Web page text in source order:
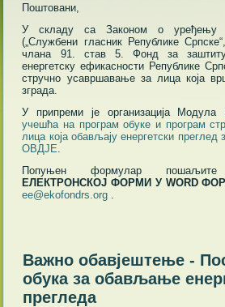
Поштовани,
У складу са Законом о уређењу
(„Службени гласник Републике
члана 91. став 5. Фонд за
енергетску ефикасности Републике
стручно усавршавање за лица која
зграда.
У припреми је организација
учешћа на програм обуке и програм
лица која обављају енергетски преглед
ОВДЈЕ
Попуњен формулар
ЕЛЕКТРОНСКОЈ ФОРМИ У WORD
ee@ekofondrs.org
Важно обавјештење -
обука за обављање
прегледа